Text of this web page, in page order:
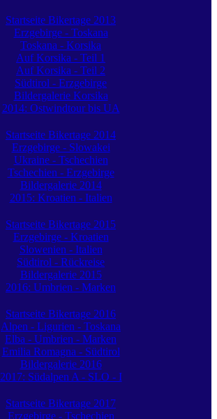
Startseite Bikertage 2013
Erzgebirge - Toskana
Toskana - Korsika
Auf Korsika - Teil 1
Auf Korsika - Teil 2
Südtirol - Erzgebirge
Bildergalerie Korsika
2014: Ostwindtour bis UA
Startseite Bikertage 2014
Erzgebirge - Slowakei
Ukraine - Tschechien
Tschechien - Erzgebirge
Bildergalerie 2014
2015: Kroatien - Italien
Startseite Bikertage 2015
Erzgebirge - Kroatien
Slowenien - Italien
Südtirol - Rückreise
Bildergalerie 2015
2016: Umbrien - Marken
Startseite Bikertage 2016
Alpen - Ligurien - Toskana
Elba - Umbrien - Marken
Emilia Romagna - Südtirol
Bildergalerie 2016
2017: Südalpen A - SLO - I
Startseite Bikertage 2017
Erzgebirge - Tschechien